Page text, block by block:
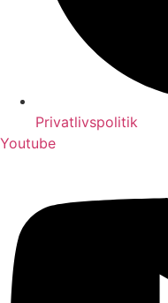
Privatlivspolitik
Youtube